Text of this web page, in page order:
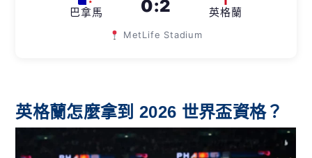
巴拿馬 0:2 英格蘭
MetLife Stadium
英格蘭怎麼拿到 2026 世界盃資格？